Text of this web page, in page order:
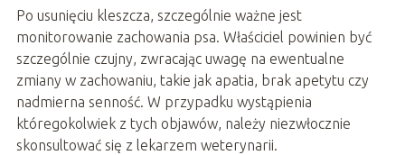
Po usunięciu kleszcza, szczególnie ważne jest
monitorowanie zachowania psa. Właściciel powinien być
szczególnie czujny, zwracając uwagę na ewentualne
zmiany w zachowaniu, takie jak apatia, brak apetytu czy
nadmierna senność. W przypadku wystąpienia
któregokolwiek z tych objawów, należy niezwłocznie
skonsultować się z lekarzem weterynarii.